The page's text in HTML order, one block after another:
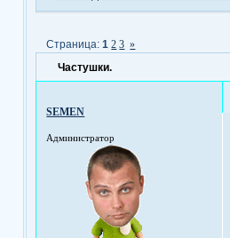
Частушки.
Страница:1 2 3 »
SEMEN
Администратор